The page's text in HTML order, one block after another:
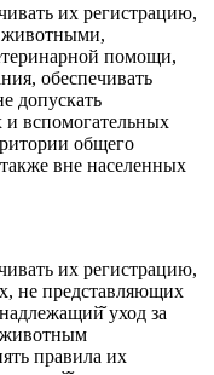
их регистрацию,
животными,
помощи,
обеспечивать
допускать
вспомогательных
общего
вне населенных
их регистрацию,
не представляющих
уход за
животным
правила их